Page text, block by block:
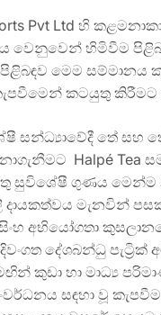
Pvt Ltd හි
වෙනුවෙන් හිමිවීම
මෙම සම්මානය
කටයුතු කිරීමට
සන්ධ්‍යාවේදී තේ සහ
Halpé
සුවිශේෂී ගුණය
දායකත්වය මැනවින්
අභියෝගතා
දේශබන්ධු
කුඩා හා මාධ්‍ය
සඳහා වූ